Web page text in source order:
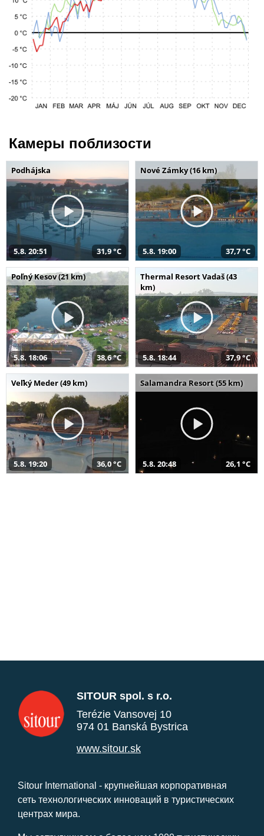
Камеры поблизости
Podhájska
5.8. 20:51 31,9 °C
Nové Zámky (16 km)
5.8. 19:00 37,7 °C
Poľný Kesov (21 km)
5.8. 18:06 38,6 °C
Thermal Resort Vadaš (43
km)
5.8. 18:44 37,9 °C
Veľký Meder (49 km)
5.8. 19:20 36,0 °C
Salamandra Resort (55 km)
5.8. 20:48 26,1 °C
SITOUR spol. s r.o.
Terézie Vansovej 10
974 01 Banská Bystrica
www.sitour.sk
Sitour International - крупнейшая корпоративная
сеть технологических инноваций в туристических
центрах мира.